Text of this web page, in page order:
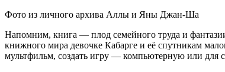
Фото из личного архива Аллы и Яны Джан-Ша
Напомним, книга — плод семейного труда и
книжного мира девочке Кабарге и её спутникам
мультфильм, создать игру — компьютерную или для